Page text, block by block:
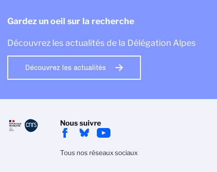
Gardez un oeil sur la recherche
Découvrez les actualités de la Délégation Alpes
Découvrez les actualités
Nous suivre
Tous nos réseaux sociaux